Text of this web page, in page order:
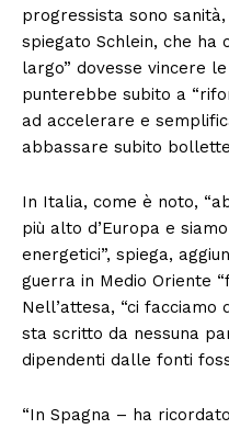
progressista sono
spiegato Schlein, che ha
largo” dovesse vincere
punterebbe subito a
ad accelerare e
abbassare subito bollette
In Italia, come è noto,
più alto d’Europa e
energetici”, spiega,
guerra in Medio Oriente
Nell’attesa, “ci
sta scritto da nessuna
dipendenti dalle fonti
“In Spagna – ha